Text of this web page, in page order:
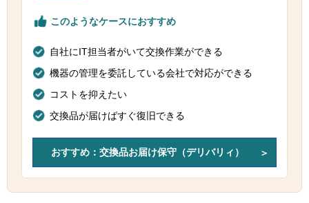
このようなケースにおすすめ
自社にIT担当者がいて交換作業ができる
機器の管理を委託している会社で対応ができる
コストを抑えたい
交換品が届けばすぐ復旧できる
おすすめ：交換品お届け保守（デリバリィ）